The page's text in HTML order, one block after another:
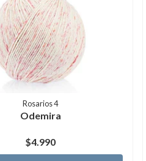
Rosarios 4
Odemira
$4.990